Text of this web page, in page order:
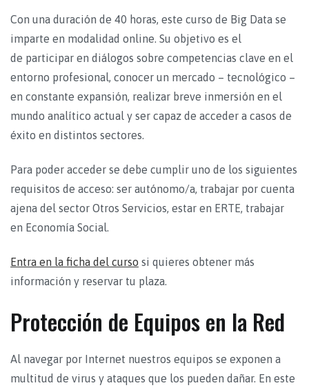
Con una duración de 40 horas, este curso de Big Data se
imparte en modalidad online. Su objetivo es el
de participar en diálogos sobre competencias clave en el
entorno profesional, conocer un mercado – tecnológico –
en constante expansión, realizar breve inmersión en el
mundo analítico actual y ser capaz de acceder a casos de
éxito en distintos sectores.
Para poder acceder se debe cumplir uno de los siguientes
requisitos de acceso: ser autónomo/a, trabajar por cuenta
ajena del sector Otros Servicios, estar en ERTE, trabajar
en Economía Social.
Entra en la ficha del curso si quieres obtener más
información y reservar tu plaza.
Protección de Equipos en la Red
Al navegar por Internet nuestros equipos se exponen a
multitud de virus y ataques que los pueden dañar. En este